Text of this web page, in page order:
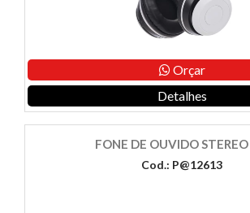
Orçar
Detalhes
FONE DE OUVIDO
Cod.: P@12613